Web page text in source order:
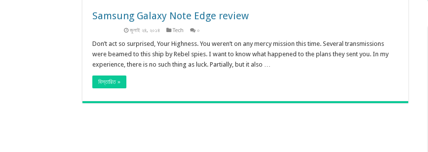
Samsung Galaxy Note Edge review
জুলাই ২৪, ২০১৪ Tech ০
Don’t act so surprised, Your Highness. You weren’t on any mercy mission this time. Several transmissions
were beamed to this ship by Rebel spies. I want to know what happened to the plans they sent you. In my
experience, there is no such thing as luck. Partially, but it also …
বিস্তারিত »